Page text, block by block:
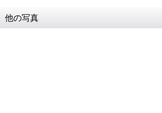
他の写真